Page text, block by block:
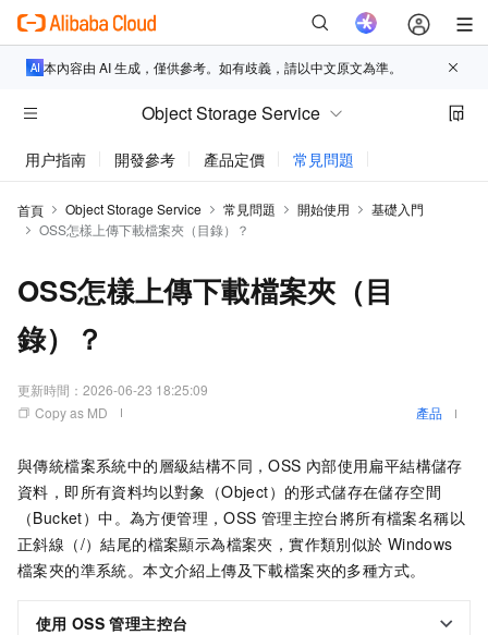
本內容由 AI 生成，僅供參考。如有歧義，請以中文原文為準。
Object Storage Service
用户指南 開發參考 產品定價 常見問題
首頁 Object Storage Service 常見問題 開始使用
基礎入門
OSS怎樣上傳下載檔案夾（目錄）？
OSS怎樣上傳下載檔案夾（目
錄）？
更新時間： 2026-06-23 18:25:09
Copy as MD
產品
與傳統檔案系統中的層級結構不同，OSS 內部使用扁平結構儲存
資料，即所有資料均以對象（Object）的形式儲存在儲存空間
（Bucket）中。為方便管理，OSS 管理主控台將所有檔案名稱以
正斜線（/）結尾的檔案顯示為檔案夾，實作類別似於 Windows
檔案夾的準系統。本文介紹上傳及下載檔案夾的多種方式。
使用 OSS 管理主控台